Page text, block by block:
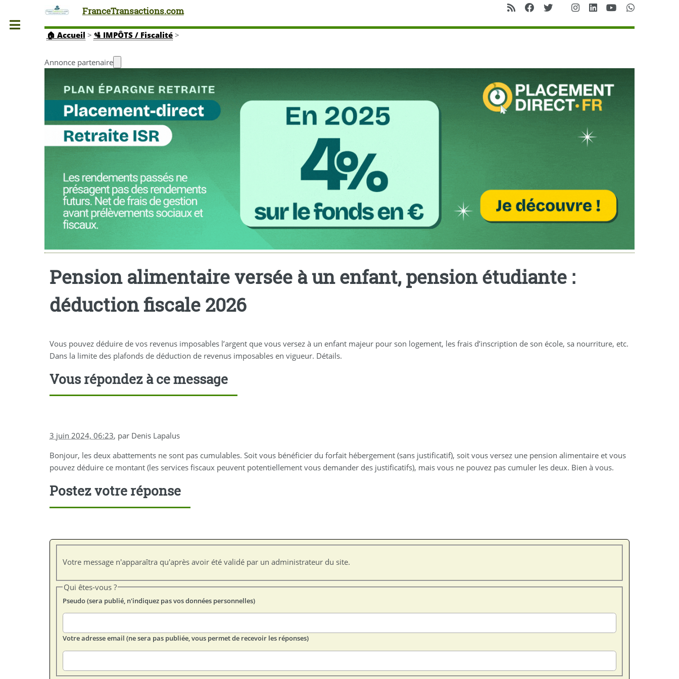
FranceTransactions.com
🏠 Accueil > 🛂 IMPÔTS / Fiscalité >
Annonce partenaire
Pension alimentaire versée à un enfant, pension étudiante :
déduction fiscale 2026
Vous pouvez déduire de vos revenus imposables l’argent que vous versez à un enfant majeur pour son logement, les frais d’inscription de son école, sa nourriture, etc.
Dans la limite des plafonds de déduction de revenus imposables en vigueur. Détails.
Vous répondez à ce message
3 juin 2024, 06:23, par Denis Lapalus
Bonjour, les deux abattements ne sont pas cumulables. Soit vous bénéficier du forfait hébergement (sans justificatif), soit vous versez une pension alimentaire et vous
pouvez déduire ce montant (les services fiscaux peuvent potentiellement vous demander des justificatifs), mais vous ne pouvez pas cumuler les deux. Bien à vous.
Postez votre réponse
Votre message n'apparaîtra qu'après avoir été validé par un administrateur du site.
Qui êtes-vous ?
Pseudo (sera publié, n'indiquez pas vos données personnelles)
Votre adresse email (ne sera pas publiée, vous permet de recevoir les réponses)
Toggle